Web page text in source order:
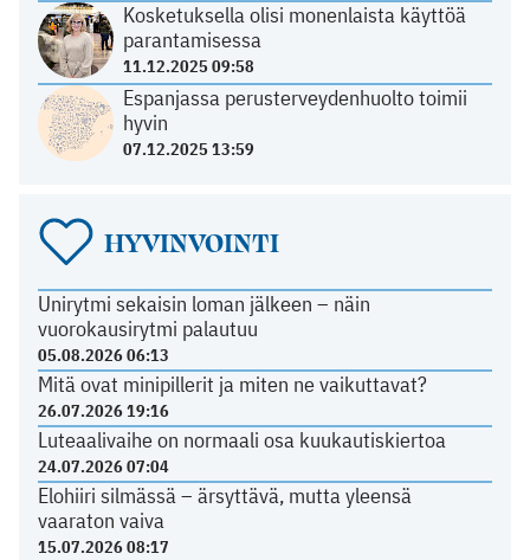
Kosketuksella olisi monenlaista käyttöä
parantamisessa
11.12.2025 09:58
Espanjassa perusterveydenhuolto toimii
hyvin
07.12.2025 13:59
HYVINVOINTI
Unirytmi sekaisin loman jälkeen – näin
vuorokausirytmi palautuu
05.08.2026 06:13
Mitä ovat minipillerit ja miten ne vaikuttavat?
26.07.2026 19:16
Luteaalivaihe on normaali osa kuukautiskiertoa
24.07.2026 07:04
Elohiiri silmässä – ärsyttävä, mutta yleensä
vaaraton vaiva
15.07.2026 08:17